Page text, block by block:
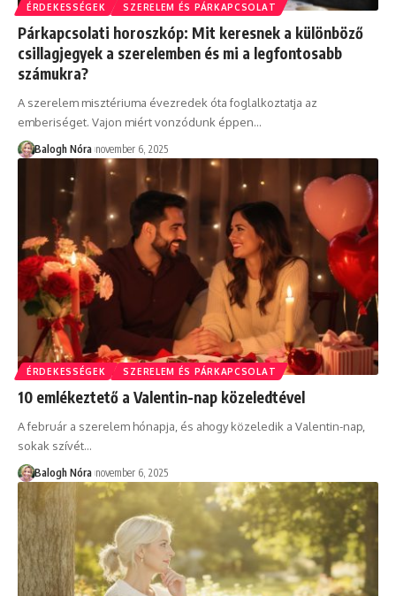
ÉRDEKESSÉGEK SZERELEM ÉS PÁRKAPCSOLAT
Párkapcsolati horoszkóp: Mit keresnek a különböző
csillagjegyek a szerelemben és mi a legfontosabb
számukra?
A szerelem misztériuma évezredek óta foglalkoztatja az
emberiséget. Vajon miért vonzódunk éppen…
Balogh Nóra november 6, 2025
ÉRDEKESSÉGEK SZERELEM ÉS PÁRKAPCSOLAT
10 emlékeztető a Valentin-nap közeledtével
A február a szerelem hónapja, és ahogy közeledik a Valentin-nap,
sokak szívét…
Balogh Nóra november 6, 2025